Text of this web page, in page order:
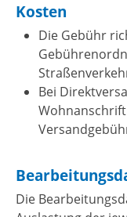
Kosten
Die Gebühr
Bei
Die